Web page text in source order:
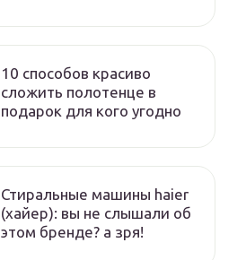
10 способов красиво
сложить полотенце в
подарок для кого угодно
Стиральные машины haier
(хайер): вы не слышали об
этом бренде? а зря!